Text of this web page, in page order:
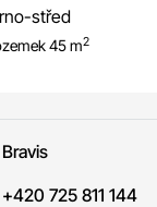
střed
45 m2
Bravis
+420 725 811 144